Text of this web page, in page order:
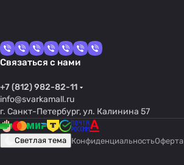
Связаться с нами
+7 (812) 982-82-11
info@svarkamall.ru
г. Санкт-Петербург, ул. Калинина 57
Светлая тема КонфиденциальностьОферта